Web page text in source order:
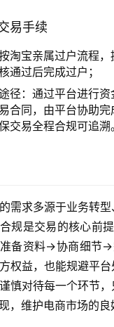
易手续
淘宝亲属过户流程，
通过后完成过户；
径：通过平台进行
合同，由平台协助
交易全程合规可追溯。
需求多源于业务转
规是交易的核心前
备资料→协商细节→
权益，也能规避平
慎对待每一个环节
，维护电商市场的良